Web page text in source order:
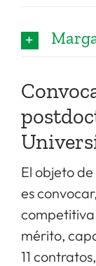
El objeto
es
competitiva
mérito,
11